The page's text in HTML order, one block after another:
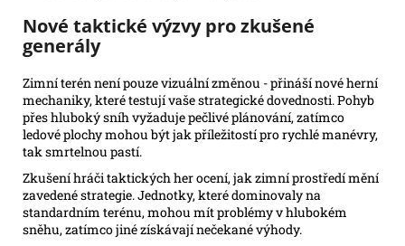
Nové taktické výzvy pro zkušené
generály
Zimní terén není pouze vizuální změnou - přináší nové herní
mechaniky, které testují vaše strategické dovednosti. Pohyb
přes hluboký sníh vyžaduje pečlivé plánování, zatímco
ledové plochy mohou být jak příležitostí pro rychlé manévry,
tak smrtelnou pastí.
Zkušení hráči taktických her ocení, jak zimní prostředí mění
zavedené strategie. Jednotky, které dominovaly na
standardním terénu, mohou mít problémy v hlubokém
sněhu, zatímco jiné získávají nečekané výhody.